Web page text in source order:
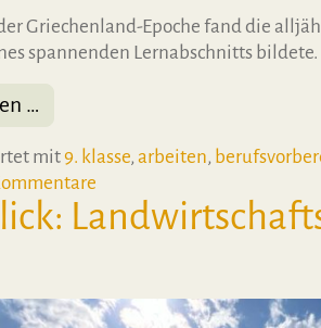
Griechenland-Epoche fand die
spannenden Lernabschnitts
…
mit9. klasse, arbeiten,